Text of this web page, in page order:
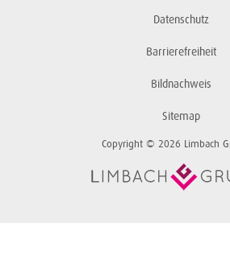
Datenschutz
Barrierefreiheit
Bildnachweis
Sitemap
Copyright © 2026 Limbach